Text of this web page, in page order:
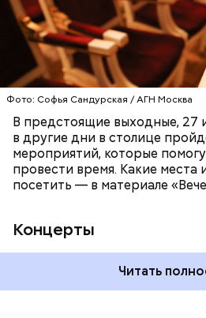
Фото: Софья Сандурская / АГН Москва
В предстоящие выходные, 27
в другие дни в столице
мероприятий, которые
провести время. Какие места
посетить — в материале
Концерты
Читать
Больше информации об
в официальных каналах
политики в мессенджерах